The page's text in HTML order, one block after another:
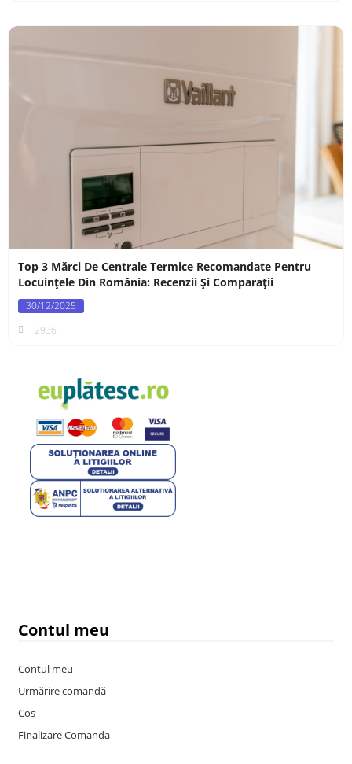
Top 3 Mărci De Centrale Termice Recomandate Pentru
Locuințele Din România: Recenzii Și Comparații
30/12/2025
2936
Contul meu
Contul meu
Urmărire comandă
Cos
Finalizare Comanda